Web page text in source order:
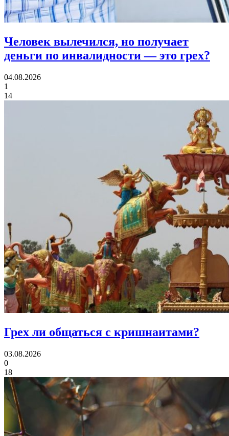
Человек вылечился, но получает
деньги по инвалидности— это грех?
04.08.2026
1
14
Грех ли общаться с кришнаитами?
03.08.2026
0
18